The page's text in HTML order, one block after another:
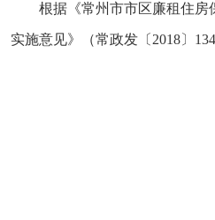
根据《常州市市区廉租住房
实施意见》（常政发〔2018〕